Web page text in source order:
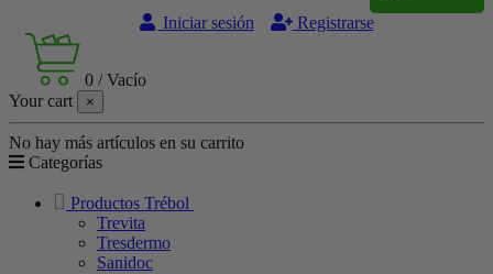
Iniciar sesión
Registrarse
0 /Vacío
Your cart
×
No hay más artículos en su carrito
Categorías
Productos Trébol
Trevita
Tresdermo
Sanidoc